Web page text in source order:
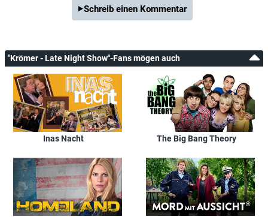
Schreib einen Kommentar
"Krömer - Late Night Show"-Fans mögen auch
Inas Nacht The Big Bang Theory